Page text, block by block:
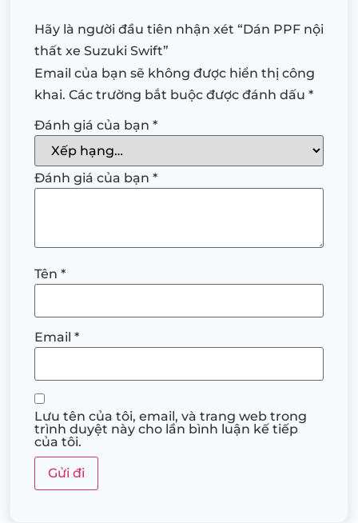
Hãy là người đầu tiên nhận xét “Dán PPF nội
thất xe Suzuki Swift”
Email của bạn sẽ không được hiển thị công
khai. Các trường bắt buộc được đánh dấu *
Đánh giá của bạn *
Đánh giá của bạn *
Tên *
Email *
Lưu tên của tôi, email, và trang web trong
trình duyệt này cho lần bình luận kế tiếp
của tôi.